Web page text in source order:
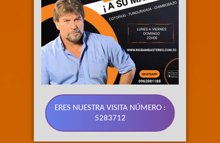
ERES NUESTRA VISITA NÚMERO :
5283712